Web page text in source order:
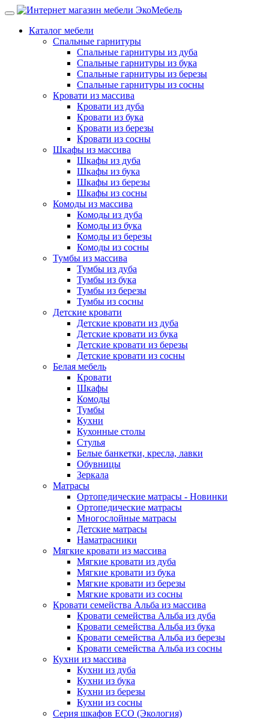
Каталог мебели
Спальные гарнитуры
Спальные гарнитуры из дуба
Спальные гарнитуры из бука
Спальные гарнитуры из березы
Спальные гарнитуры из сосны
Кровати из массива
Кровати из дуба
Кровати из бука
Кровати из березы
Кровати из сосны
Шкафы из массива
Шкафы из дуба
Шкафы из бука
Шкафы из березы
Шкафы из сосны
Комоды из массива
Комоды из дуба
Комоды из бука
Комоды из березы
Комоды из сосны
Тумбы из массива
Тумбы из дуба
Тумбы из бука
Тумбы из березы
Тумбы из сосны
Детские кровати
Детские кровати из дуба
Детские кровати из бука
Детские кровати из березы
Детские кровати из сосны
Белая мебель
Кровати
Шкафы
Комоды
Тумбы
Кухни
Кухонные столы
Стулья
Белые банкетки, кресла, лавки
Обувницы
Зеркала
Матрасы
Ортопедические матрасы - Новинки
Ортопедические матрасы
Многослойные матрасы
Детские матрасы
Наматрасники
Мягкие кровати из массива
Мягкие кровати из дуба
Мягкие кровати из бука
Мягкие кровати из березы
Мягкие кровати из сосны
Кровати семейства Альба из массива
Кровати семейства Альба из дуба
Кровати семейства Альба из бука
Кровати семейства Альба из березы
Кровати семейства Альба из сосны
Кухни из массива
Кухни из дуба
Кухни из бука
Кухни из березы
Кухни из сосны
Серия шкафов ECO (Экология)